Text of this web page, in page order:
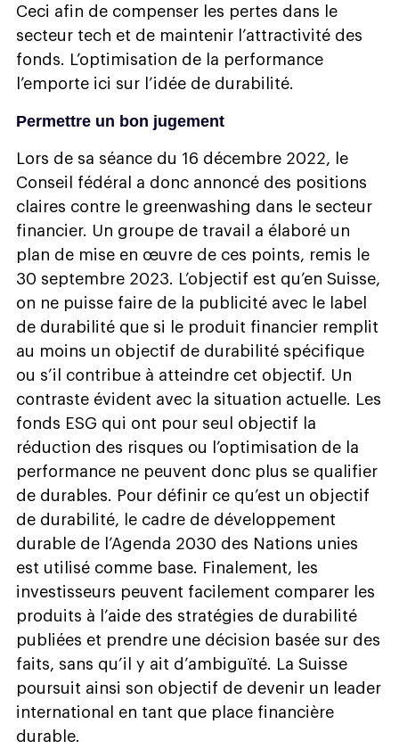
Ceci afin de compenser les pertes dans le
secteur tech et de maintenir l’attractivité des
fonds. L’optimisation de la performance
l’emporte ici sur l’idée de durabilité.
Permettre un bon jugement
Lors de sa séance du 16 décembre 2022, le
Conseil fédéral a donc annoncé des positions
claires contre le greenwashing dans le secteur
financier. Un groupe de travail a élaboré un
plan de mise en œuvre de ces points, remis le
30 septembre 2023. L’objectif est qu’en Suisse,
on ne puisse faire de la publicité avec le label
de durabilité que si le produit financier remplit
au moins un objectif de durabilité spécifique
ou s’il contribue à atteindre cet objectif. Un
contraste évident avec la situation actuelle. Les
fonds ESG qui ont pour seul objectif la
réduction des risques ou l’optimisation de la
performance ne peuvent donc plus se qualifier
de durables. Pour définir ce qu’est un objectif
de durabilité, le cadre de développement
durable de l’Agenda 2030 des Nations unies
est utilisé comme base. Finalement, les
investisseurs peuvent facilement comparer les
produits à l’aide des stratégies de durabilité
publiées et prendre une décision basée sur des
faits, sans qu’il y ait d’ambiguïté. La Suisse
poursuit ainsi son objectif de devenir un leader
international en tant que place financière
durable.